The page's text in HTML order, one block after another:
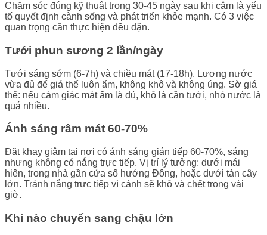
Chăm sóc đúng kỹ thuật trong 30-45 ngày sau khi cắm là yếu
tố quyết định cành sống và phát triển khỏe mạnh. Có 3 việc
quan trọng cần thực hiện đều đặn.
Tưới phun sương 2 lần/ngày
Tưới sáng sớm (6-7h) và chiều mát (17-18h). Lượng nước
vừa đủ để giá thể luôn ẩm, không khô và không úng. Sờ giá
thể: nếu cảm giác mát ẩm là đủ, khô là cần tưới, nhỏ nước là
quá nhiều.
Ánh sáng râm mát 60-70%
Đặt khay giâm tại nơi có ánh sáng gián tiếp 60-70%, sáng
nhưng không có nắng trực tiếp. Vị trí lý tưởng: dưới mái
hiên, trong nhà gần cửa sổ hướng Đông, hoặc dưới tán cây
lớn. Tránh nắng trực tiếp vì cành sẽ khô và chết trong vài
giờ.
Khi nào chuyển sang chậu lớn